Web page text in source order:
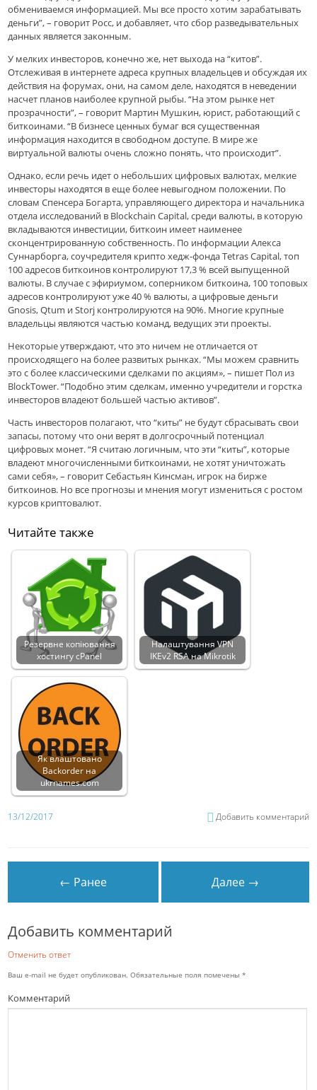
обмениваемся информацией. Мы все просто хотим зарабатывать
деньги”, – говорит Росс, и добавляет, что сбор разведывательных
данных является законным.
У мелких инвесторов, конечно же, нет выхода на “китов”.
Отслеживая в интернете адреса крупных владельцев и обсуждая их
действия на форумах, они, на самом деле, находятся в неведении
насчет планов наиболее крупной рыбы. “На этом рынке нет
прозрачности”, – говорит Мартин Мушкин, юрист, работающий с
биткоинами. “В бизнесе ценных бумаг вся существенная
информация находится в свободном доступе. В мире же
виртуальной валюты очень сложно понять, что происходит”.
Однако, если речь идет о небольших цифровых валютах, мелкие
инвесторы находятся в еще более невыгодном положении. По
словам Спенсера Богарта, управляющего директора и начальника
отдела исследований в Blockchain Capital, среди валюты, в которую
вкладываются инвестиции, биткоин имеет наименее
сконцентрированную собственность. По информации Алекса
Суннарборга, соучредителя крипто хедж-фонда Tetras Capital, топ
100 адресов биткоинов контролируют 17,3 % всей выпущенной
валюты. В случае с эфириумом, соперником биткоина, 100 топовых
адресов контролируют уже 40 % валюты, а цифровые деньги
Gnosis, Qtum и Storj контролируются на 90%. Многие крупные
владельцы являются частью команд, ведущих эти проекты.
Некоторые утверждают, что это ничем не отличается от
происходящего на более развитых рынках. “Мы можем сравнить
это с более классическими сделками по акциям», – пишет Пол из
BlockTower. “Подобно этим сделкам, именно учредители и горстка
инвесторов владеют большей частью активов”.
Часть инвесторов полагают, что “киты” не будут сбрасывать свои
запасы, потому что они верят в долгосрочный потенциал
цифровых монет. “Я считаю логичным, что эти “киты”, которые
владеют многочисленными биткоинами, не хотят уничтожать
сами себя», – говорит Себастьян Кинсман, игрок на бирже
биткоинов. Но все прогнозы и мнения могут измениться с ростом
курсов криптовалют.
Читайте также
Резервне копіювання
хостингу cPanel
Налаштування VPN
IKEv2 RSA на Mikrotik
Як влаштовано
Backorder на
ukrnames.com
13/12/2017 Добавить комментарий
← Ранее Далее →
Добавить комментарий
Отменить ответ
Ваш e-mail не будет опубликован. Обязательные поля помечены*
Комментарий